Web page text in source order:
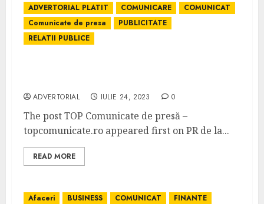
ADVERTORIAL PLATIT COMUNICARE
COMUNICAT
Comunicate de presa
PUBLICITATE
RELATII PUBLICE
ADVERTORIAL IULIE 24, 2023 0
The post TOP Comunicate de presă –
topcomunicate.ro appeared first on PR de la...
READ MORE
Afaceri BUSINESS COMUNICAT FINANTE